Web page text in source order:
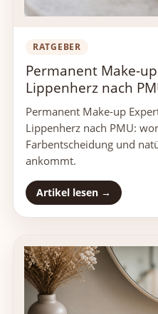
RATGEBER
Permanent Make-
Lippenherz nach
Permanent Make-up
Lippenherz nach PMU:
Farbentscheidung und
ankommt.
Artikel lesen →